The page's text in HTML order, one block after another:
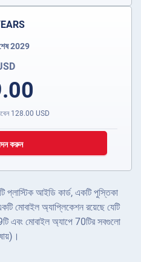
2029
128.00 USD
করুন
প্লাস্টিক আইডি কার্ড, একটি পুস্তিকা
মোবাইল অ্যাপ্লিকেশন রয়েছে যেটি
এবং মোবাইল অ্যাপে 70টির সবগুলো